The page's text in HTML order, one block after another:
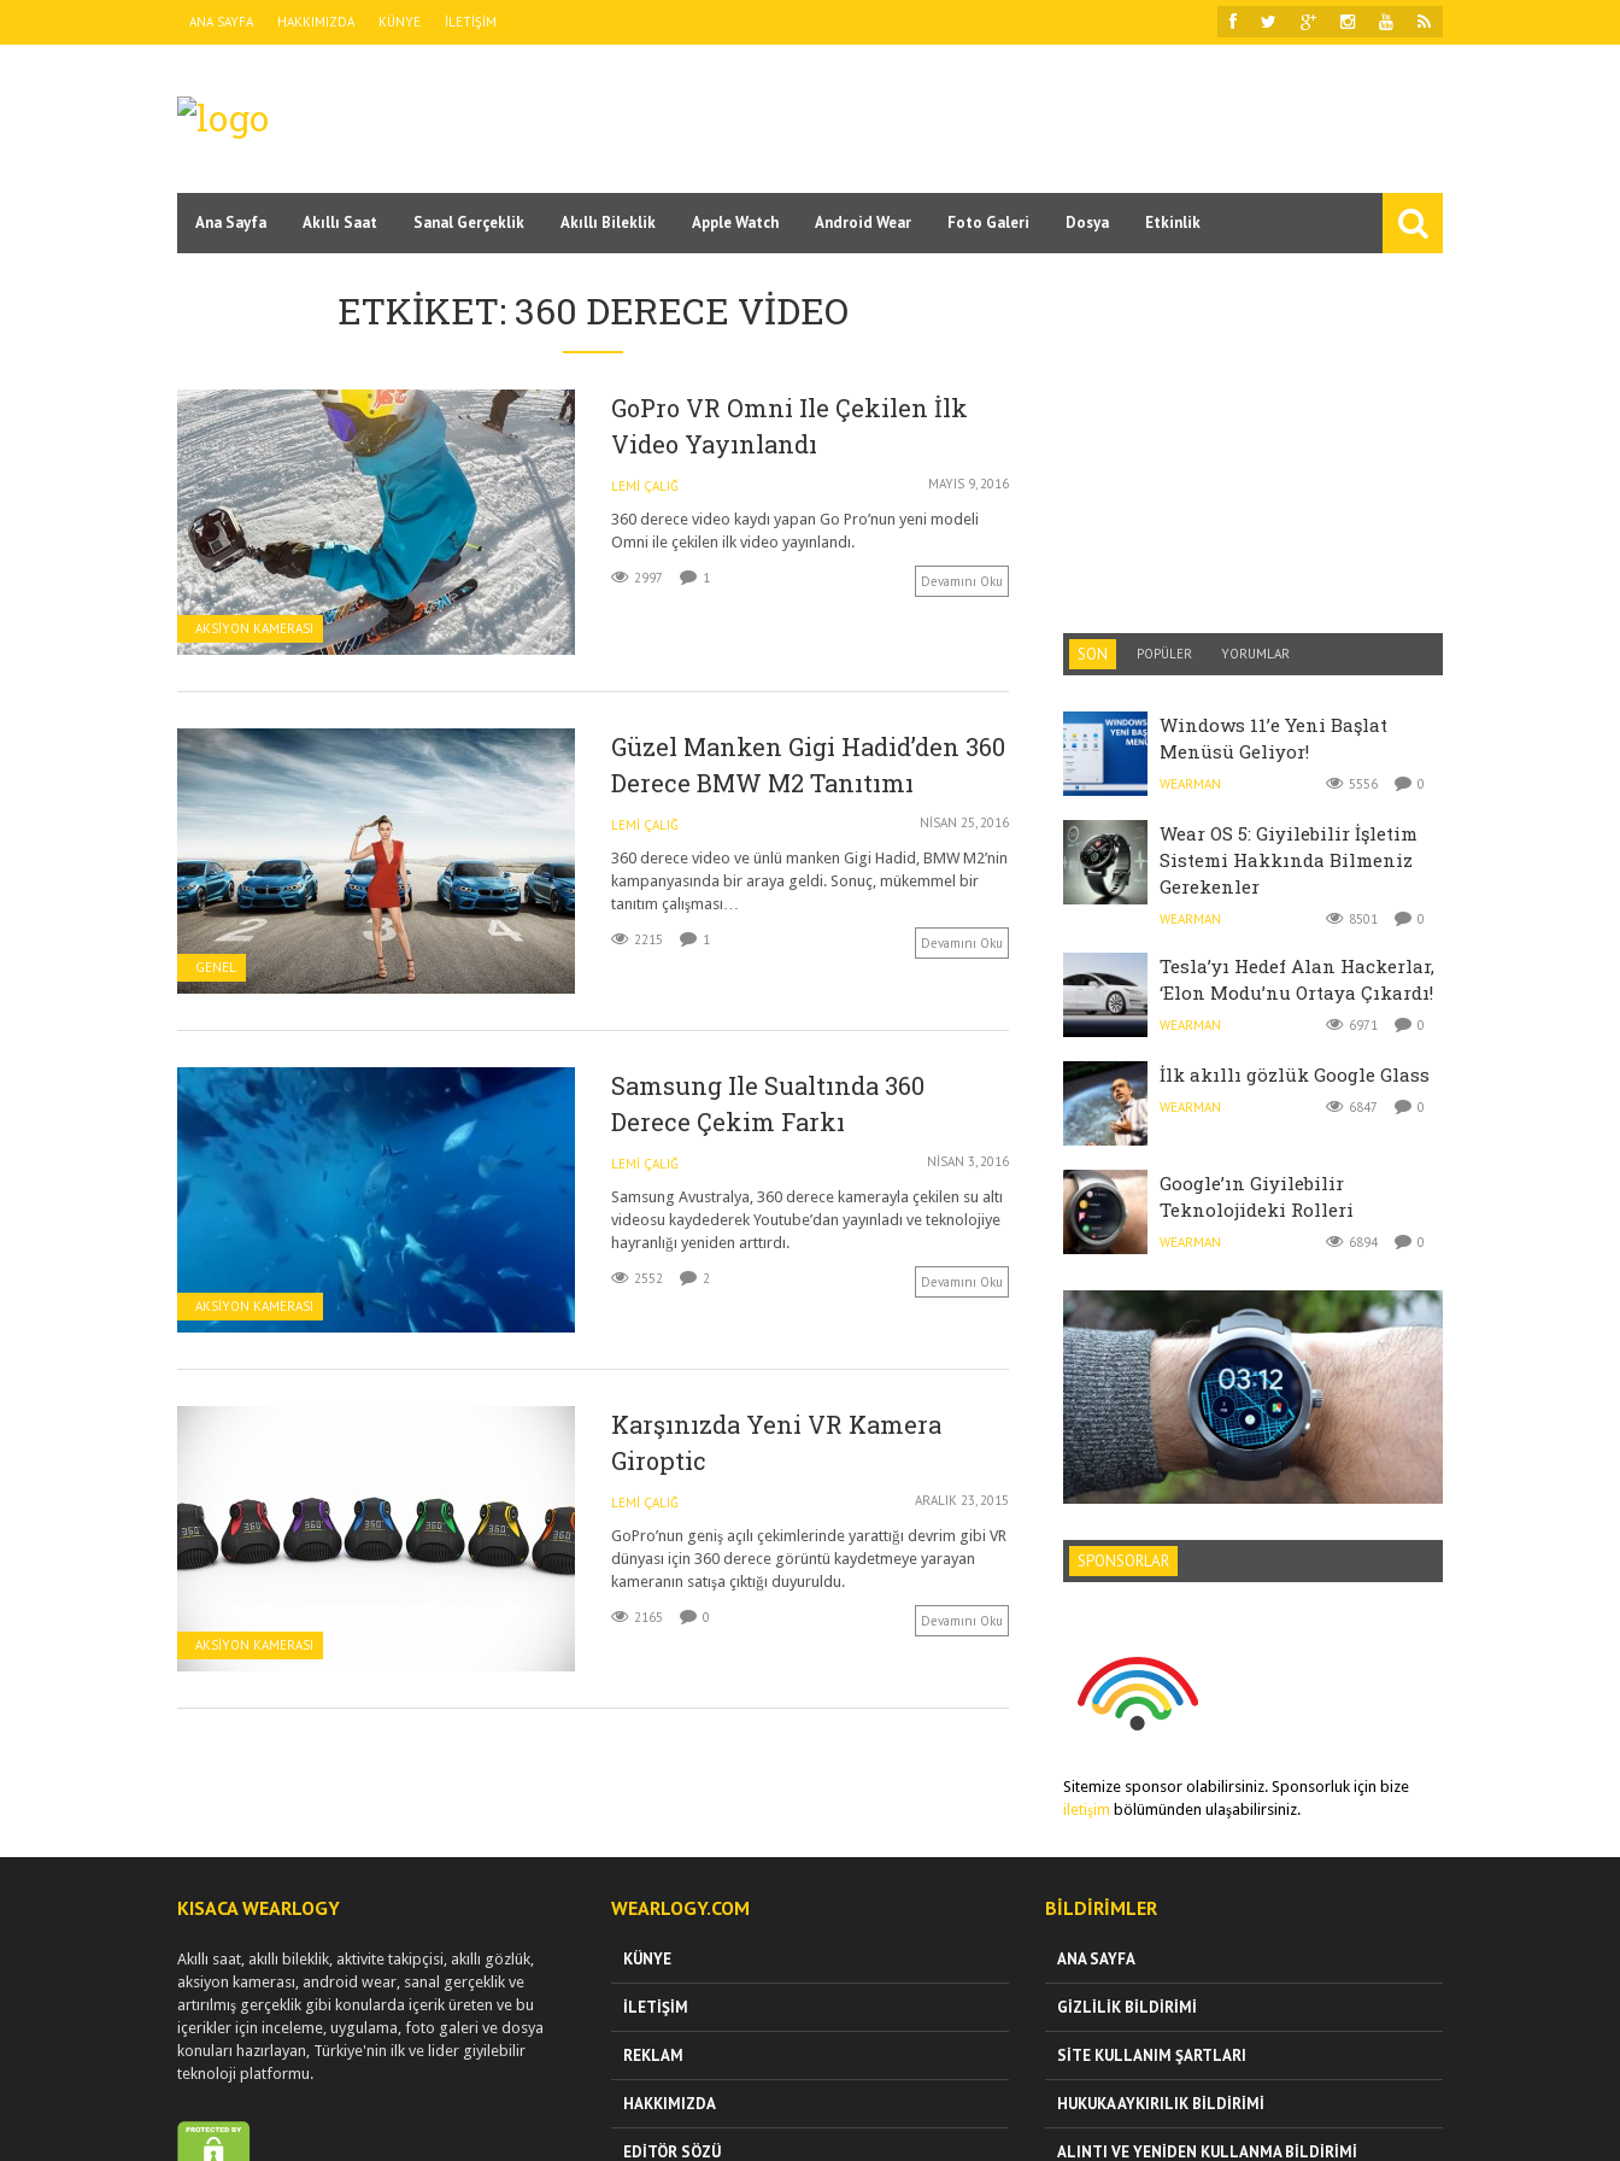
ANA SAYFA HAKKIMIZDA KÜNYE İLETIŞIM
Ana Sayfa Akıllı Saat Sanal Gerçeklik Akıllı Bileklik Apple Watch Android Wear Foto Galeri Dosya Etkinlik
ETKIKET: 360 DERECE VIDEO
AKSIYON KAMERASI
GoPro VR Omni Ile Çekilen İlk
Video Yayınlandı
LEMI ÇALIĞ MAYIS 9, 2016
360 derece video kaydı yapan Go Pro’nun yeni modeli
Omni ile çekilen ilk video yayınlandı.
2997 1 Devamını Oku
GENEL
Güzel Manken Gigi Hadid’den 360
Derece BMW M2 Tanıtımı
LEMI ÇALIĞ NISAN 25, 2016
360 derece video ve ünlü manken Gigi Hadid, BMW M2’nin
kampanyasında bir araya geldi. Sonuç, mükemmel bir
tanıtım çalışması…
2215 1 Devamını Oku
AKSIYON KAMERASI
Samsung Ile Sualtında 360
Derece Çekim Farkı
LEMI ÇALIĞ NISAN 3, 2016
Samsung Avustralya, 360 derece kamerayla çekilen su altı
videosu kaydederek Youtube’dan yayınladı ve teknolojiye
hayranlığı yeniden arttırdı.
2552 2 Devamını Oku
AKSIYON KAMERASI
Karşınızda Yeni VR Kamera
Giroptic
LEMI ÇALIĞ ARALIK 23, 2015
GoPro’nun geniş açılı çekimlerinde yarattığı devrim gibi VR
dünyası için 360 derece görüntü kaydetmeye yarayan
kameranın satışa çıktığı duyuruldu.
2165 0 Devamını Oku
SON POPÜLER YORUMLAR
Windows 11’e Yeni Başlat
Menüsü Geliyor!
WEARMAN 5556 0
Wear OS 5: Giyilebilir İşletim
Sistemi Hakkında Bilmeniz
Gerekenler
WEARMAN 8501 0
Tesla’yı Hedef Alan Hackerlar,
‘Elon Modu’nu Ortaya Çıkardı!
WEARMAN 6971 0
İlk akıllı gözlük Google Glass
WEARMAN 6847 0
Google’ın Giyilebilir
Teknolojideki Rolleri
WEARMAN 6894 0
SPONSORLAR
Sitemize sponsor olabilirsiniz. Sponsorluk için bize
iletişim bölümünden ulaşabilirsiniz.
KISACA WEARLOGY
Akıllı saat, akıllı bileklik, aktivite takipçisi, akıllı gözlük,
aksiyon kamerası, android wear, sanal gerçeklik ve
artırılmış gerçeklik gibi konularda içerik üreten ve bu
içerikler için inceleme, uygulama, foto galeri ve dosya
konuları hazırlayan, Türkiye'nin ilk ve lider giyilebilir
teknoloji platformu.
WEARLOGY.COM
KÜNYE
İLETIŞIM
REKLAM
HAKKIMIZDA
EDITÖR SÖZÜ
BILDIRIMLER
ANA SAYFA
GIZLILIK BILDIRIMI
SITE KULLANIM ŞARTLARI
HUKUKA AYKIRILIK BILDIRIMI
ALINTI VE YENIDEN KULLANMA BILDIRIMI